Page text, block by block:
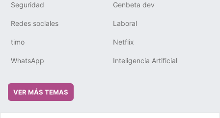
Seguridad Genbeta dev
Redes sociales Laboral
timo Netflix
WhatsApp Inteligencia Artificial
VER MÁS TEMAS